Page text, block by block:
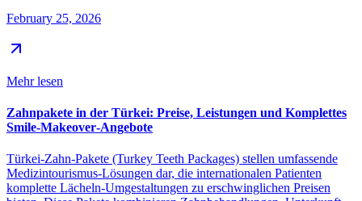
February 25, 2026
Mehr lesen
Zahnpakete in der Türkei: Preise, Leistungen und Komplettes
Smile‑Makeover‑Angebote
Türkei-Zahn-Pakete (Turkey Teeth Packages) stellen umfassende
Medizintourismus-Lösungen dar, die internationalen Patienten
komplette Lächeln-Umgestaltungen zu erschwinglichen Preisen